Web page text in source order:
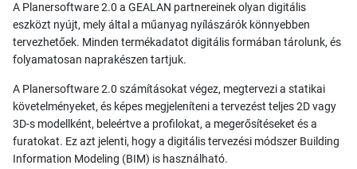
A Planersoftware 2.0 a GEALAN partnereinek olyan digitális
eszközt nyújt, mely által a műanyag nyílászárók könnyebben
tervezhetőek. Minden termékadatot digitális formában tárolunk, és
folyamatosan naprakészen tartjuk.
A Planersoftware 2.0 számításokat végez, megtervezi a statikai
követelményeket, és képes megjeleníteni a tervezést teljes 2D vagy
3D-s modellként, beleértve a profilokat, a megerősítéseket és a
furatokat. Ez azt jelenti, hogy a digitális tervezési módszer Building
Information Modeling (BIM) is használható.